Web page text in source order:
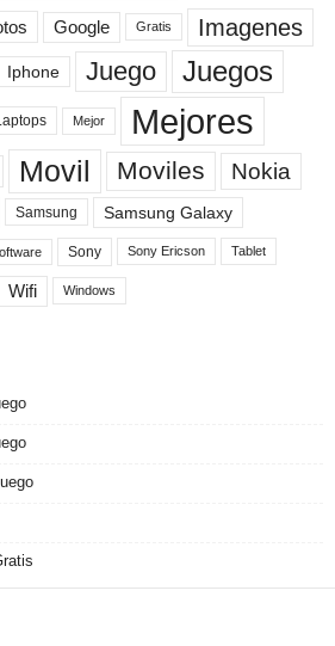
Google Gratis Imagenes
Iphone Juego Juegos
Mejor Mejores
Movil Moviles Nokia
Samsung Samsung Galaxy
Sony Sony Ericson Tablet
Wifi Windows